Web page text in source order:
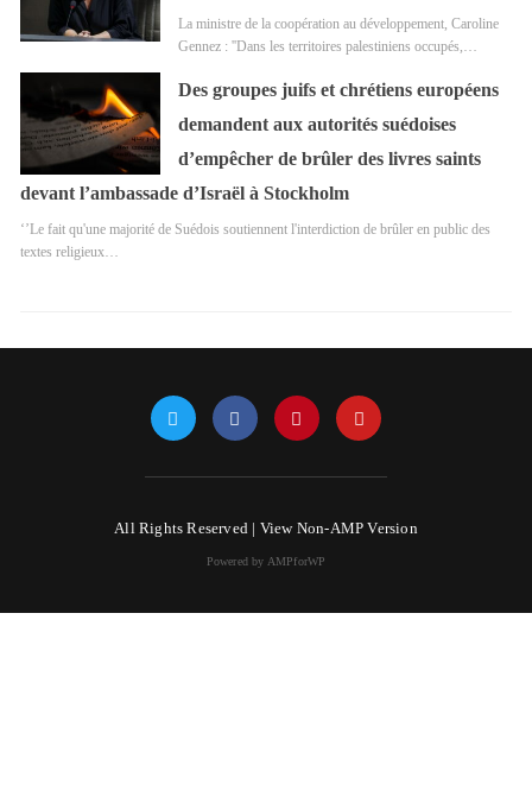
La ministre de la coopération au développement, Caroline
Gennez : ''Dans les territoires palestiniens occupés,…
Des groupes juifs et chrétiens européens
demandent aux autorités suédoises
d’empêcher de brûler des livres saints
devant l’ambassade d’Israël à Stockholm
‘’Le fait qu'une majorité de Suédois soutiennent l'interdiction de brûler en public des
textes religieux…
All Rights Reserved | View Non-AMP Version
Powered by AMPforWP